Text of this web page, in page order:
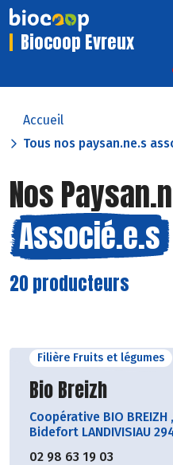
Biocoop Evreux
Accueil
Tous nos paysan.ne.s
Nos
Associé.e.s
20 producteurs
Filière Fruits et légumes
Découvrir le
Bio Breizh
Coopérative BIO BREIZH ,
Bidefort LANDIVISIAU
02 98 63 19 03